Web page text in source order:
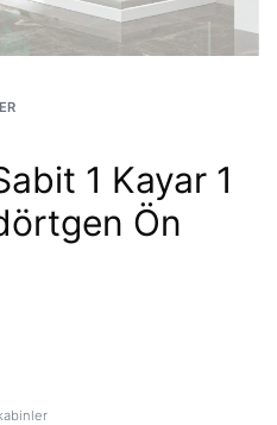
1 Kayar 1
Ön